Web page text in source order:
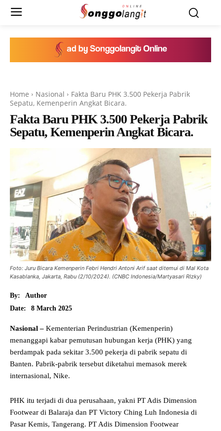
Home Nasional
Fakta Baru PHK 3.500 Pekerja Pabrik
Sepatu, Kemenperin Angkat Bicara.
Fakta Baru PHK 3.500 Pekerja Pabrik
Sepatu, Kemenperin Angkat Bicara.
Foto: Juru Bicara Kemenperin Febri Hendri Antoni Arif saat ditemui di Mal Kota
Kasablanka, Jakarta, Rabu (2/10/2024). (CNBC Indonesia/Martyasari RIzky)
By:
Author
Date:
8 March 2025
Nasional – Kementerian Perindustrian (Kemenperin)
menanggapi kabar pemutusan hubungan kerja (PHK) yang
berdampak pada sekitar 3.500 pekerja di pabrik sepatu di
Banten. Pabrik-pabrik tersebut diketahui memasok merek
internasional, Nike.
PHK itu terjadi di dua perusahaan, yakni PT Adis Dimension
Footwear di Balaraja dan PT Victory Ching Luh Indonesia di
Pasar Kemis, Tangerang. PT Adis Dimension Footwear